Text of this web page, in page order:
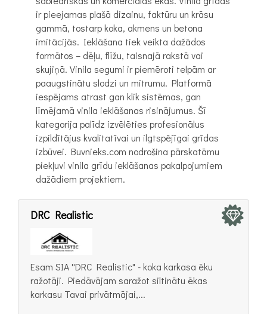
ir pieejamas plašā dizainu, faktūru un krāsu
gammā, tostarp koka, akmens un betona
imitācijās. Ieklāšana tiek veikta dažādos
formātos – dēļu, flīžu, taisnajā rakstā vai
skujiņā. Vinila segumi ir piemēroti telpām ar
paaugstinātu slodzi un mitrumu. Platformā
iespējams atrast gan klik sistēmas, gan
līmējamā vinila ieklāšanas risinājumus. Šī
kategorija palīdz izvēlēties profesionālus
izpildītājus kvalitatīvai un ilgtspējīgai grīdas
izbūvei. Buvnieks.com nodrošina pārskatāmu
piekļuvi vinila grīdu ieklāšanas pakalpojumiem
dažādiem projektiem.
DRC Realistic
Esam SIA ''DRC Realistic" - koka karkasa ēku
ražotāji. Piedāvājam saražot siltinātu ēkas
karkasu Tavai privātmājai,...